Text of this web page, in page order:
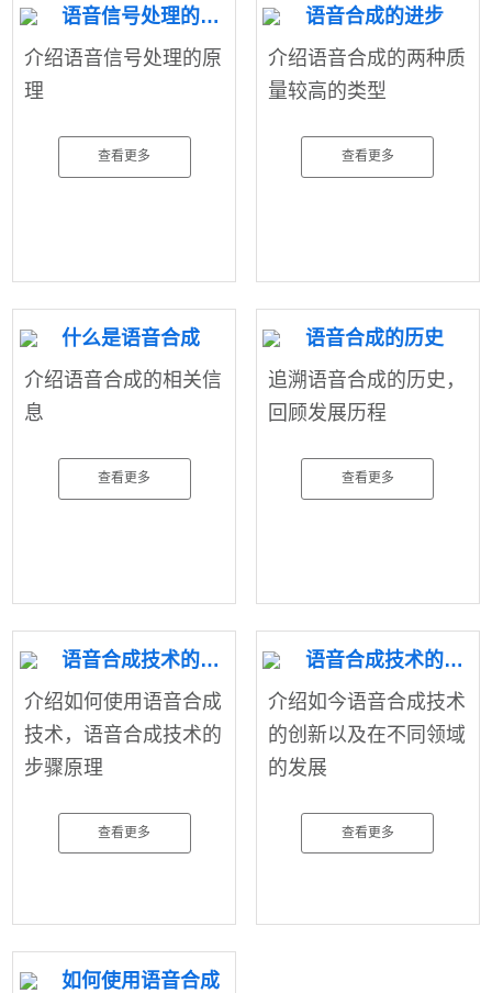
语音信号处理的原理
介绍语音信号处理的原
理
查看更多
语音合成的进步
介绍语音合成的两种质
量较高的类型
查看更多
什么是语音合成
介绍语音合成的相关信
息
查看更多
语音合成的历史
追溯语音合成的历史，
回顾发展历程
查看更多
语音合成技术的步骤原理
介绍如何使用语音合成
技术，语音合成技术的
步骤原理
查看更多
语音合成技术的创新突破
介绍如今语音合成技术
的创新以及在不同领域
的发展
查看更多
如何使用语音合成